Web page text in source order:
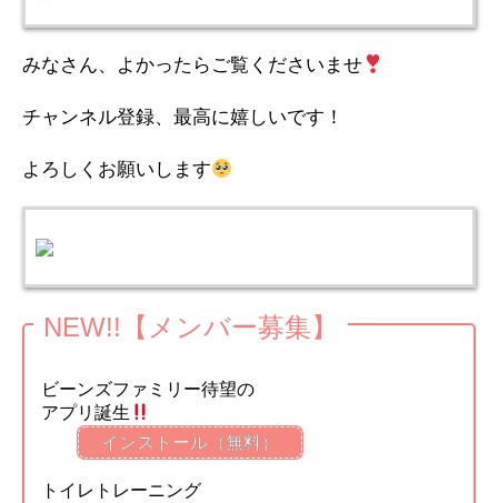
みなさん、よかったらご覧くださいませ
チャンネル登録、最高に嬉しいです！
よろしくお願いします
NEW!!【メンバー募集】
ビーンズファミリー待望の
アプリ誕生
インストール（無料）
トイレトレーニング